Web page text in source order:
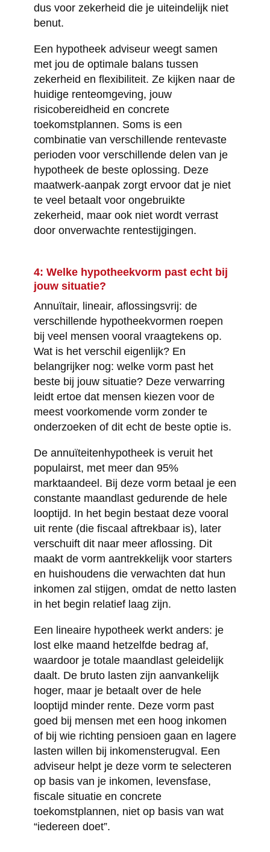
dus voor zekerheid die je uiteindelijk niet
benut.
Een hypotheek adviseur weegt samen
met jou de optimale balans tussen
zekerheid en flexibiliteit. Ze kijken naar de
huidige renteomgeving, jouw
risicobereidheid en concrete
toekomstplannen. Soms is een
combinatie van verschillende rentevaste
perioden voor verschillende delen van je
hypotheek de beste oplossing. Deze
maatwerk-aanpak zorgt ervoor dat je niet
te veel betaalt voor ongebruikte
zekerheid, maar ook niet wordt verrast
door onverwachte rentestijgingen.
4: Welke hypotheekvorm past echt bij
jouw situatie?
Annuïtair, lineair, aflossingsvrij: de
verschillende hypotheekvormen roepen
bij veel mensen vooral vraagtekens op.
Wat is het verschil eigenlijk? En
belangrijker nog: welke vorm past het
beste bij jouw situatie? Deze verwarring
leidt ertoe dat mensen kiezen voor de
meest voorkomende vorm zonder te
onderzoeken of dit echt de beste optie is.
De annuïteitenhypotheek is veruit het
populairst, met meer dan 95%
marktaandeel. Bij deze vorm betaal je een
constante maandlast gedurende de hele
looptijd. In het begin bestaat deze vooral
uit rente (die fiscaal aftrekbaar is), later
verschuift dit naar meer aflossing. Dit
maakt de vorm aantrekkelijk voor starters
en huishoudens die verwachten dat hun
inkomen zal stijgen, omdat de netto lasten
in het begin relatief laag zijn.
Een lineaire hypotheek werkt anders: je
lost elke maand hetzelfde bedrag af,
waardoor je totale maandlast geleidelijk
daalt. De bruto lasten zijn aanvankelijk
hoger, maar je betaalt over de hele
looptijd minder rente. Deze vorm past
goed bij mensen met een hoog inkomen
of bij wie richting pensioen gaan en lagere
lasten willen bij inkomensterugval. Een
adviseur helpt je deze vorm te selecteren
op basis van je inkomen, levensfase,
fiscale situatie en concrete
toekomstplannen, niet op basis van wat
“iedereen doet”.